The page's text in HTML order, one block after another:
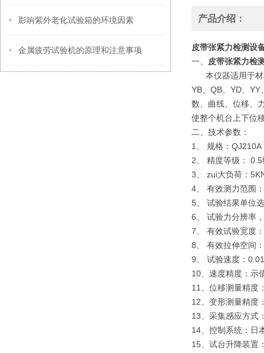
影响紫外老化试验箱的环境因素
金属疲劳试验机的原理和注意事项
产品介绍：
皮带张紧力检测设
一、
皮带张紧力检
本仪器适用于材
YB、QB、YD、
数、曲线、位移、
使整个机台上下位
二、 技术参数：
1、 规格：QJ210A
2、 精度等级： 0.5
3、 zui大负荷：
4、 有效测力范围
5、 试验结果单位
6、 试验力分辨率
7、 有效试验宽度
8、 有效拉伸空间
9、 试验速度：
10、速度精度：示
11、位移测量精度
12、变形测量精度
13、采集感应方式
14、控制系统：日
15、试台升降装置